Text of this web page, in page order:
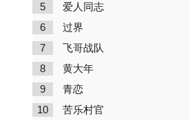
5 爱人同志
6 过界
7 飞哥战队
8 黄大年
9 青恋
10 苦乐村官